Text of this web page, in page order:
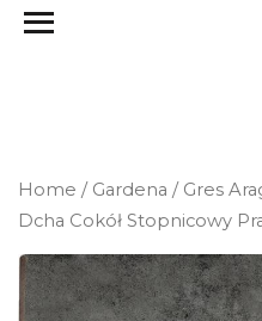
Home / Gardena / Gres
Dcha Cokół Stopnicowy